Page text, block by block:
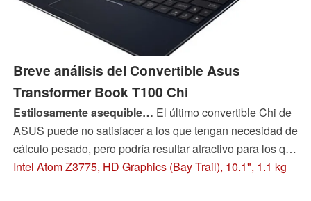
Breve análisis del Convertible Asus
Transformer Book T100 Chi
Estilosamente asequible… El último convertible Chi de
ASUS puede no satisfacer a los que tengan necesidad de
cálculo pesado, pero podría resultar atractivo para los que
estén buscando un 2-en-1 asequible. ¿Puede hacer olas
Intel Atom Z3775, HD Graphics (Bay Trail), 10.1", 1.1 kg